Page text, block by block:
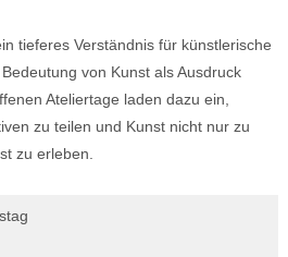
tieferes Verständnis für künstlerische
von Kunst als Ausdruck
Ateliertage laden dazu ein,
zu teilen und Kunst nicht nur zu
zu erleben.